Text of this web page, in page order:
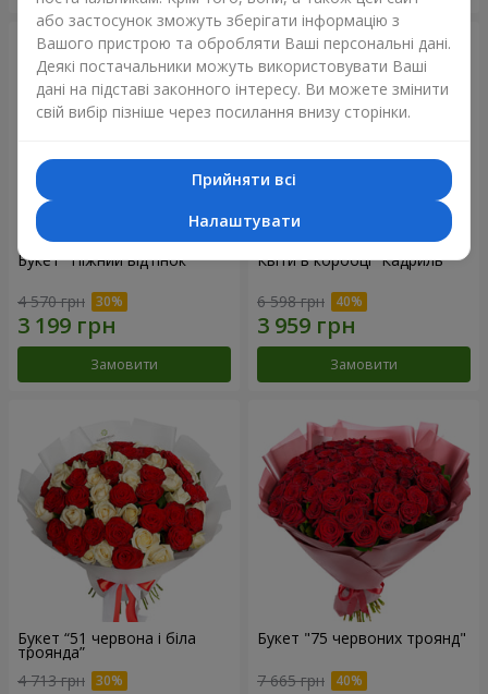
Букет "Ніжний відтінок"
4 570 грн
Замовити
Квіти в коробці “Кадриль”
6 598 грн
Замовити
Букет “51 червона і біла
троянда”
4 713 грн
Букет "75 червоних троянд"
7 665 грн
або застосунок зможуть зберігати інформацію з
Вашого пристрою та обробляти Ваші персональні дані.
Деякі постачальники можуть використовувати Ваші
дані на підставі законного інтересу. Ви можете змінити
свій вибір пізніше через посилання внизу сторінки.
Прийняти всі
Налаштувати